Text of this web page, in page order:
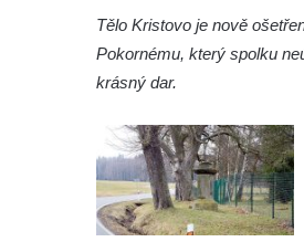
Kříž v ulici V Zátiší v
Boží muka u domu čp.
Hradčanech a
Kříž v centru Liběšic
Kříž na návsi v Chouči
Boží muka na rozcestí
Tělo Kristovo je nově
Pokornému, který spolku
krásný dar.